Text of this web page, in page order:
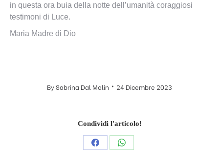
in questa ora buia della notte dell’umanità coraggiosi
testimoni di Luce.
Maria Madre di Dio
BySabrina Dal Molin 24 Dicembre 2023
Condividi l'articolo!
CondividiCondividi